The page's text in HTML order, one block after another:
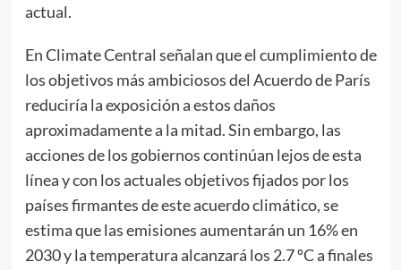
actual.
En Climate Central señalan que el cumplimiento de
los objetivos más ambiciosos del Acuerdo de París
reduciría la exposición a estos daños
aproximadamente a la mitad. Sin embargo, las
acciones de los gobiernos continúan lejos de esta
línea y con los actuales objetivos fijados por los
países firmantes de este acuerdo climático, se
estima que las emisiones aumentarán un 16% en
2030 y la temperatura alcanzará los 2.7 ºC a finales